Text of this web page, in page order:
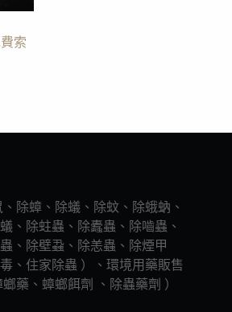
索
除蟑、除蟻、除蚊、除蛾蚋、
、除蛀蟲、除蠹蟲、除嚙蟲、
、除壁蝨、除恙蟲、除煙甲
、住家除蟲 ）、環境用藥販售
藥、蟑螂餌劑 、除蟲藥劑 ）